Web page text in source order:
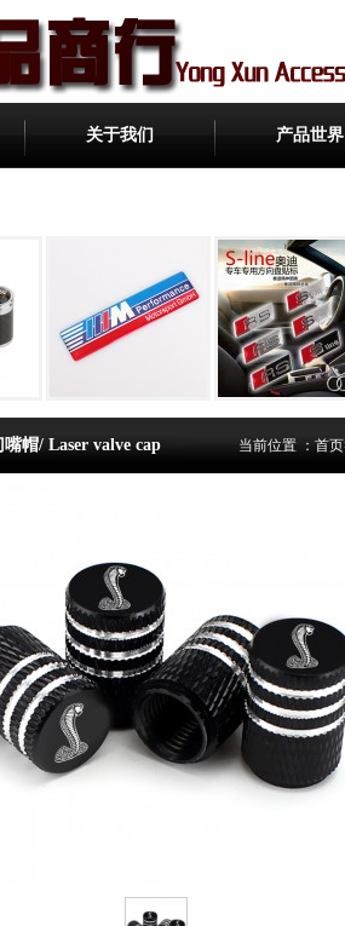
关于我们 产品世界
帽/ Laser valve cap 当前位置 ： 首页